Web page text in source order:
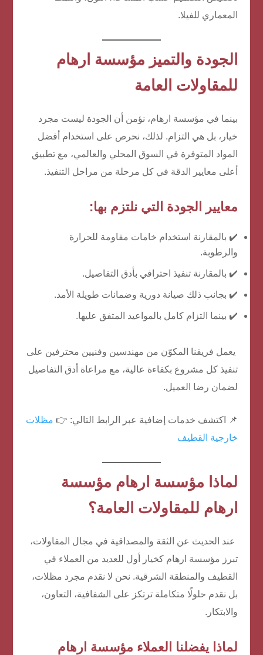
المعماري للفيلا.
الجودة والتميز مؤسسة ارهام
للمقاولات العامة
بينما في مؤسسة ارهام، نؤمن أن الجودة ليست مجرد
خيار، بل هي التزام. لذلك، نحرص على استخدام أفضل
المواد المتوفرة في السوق المحلي والعالمي، مع تطبيق
أعلى معايير الدقة في كل مرحلة من مراحل التنفيذ.
معايير الجودة التي نلتزم بها:
✔️ بالمقارنة استخدام خامات مقاومة للحرارة
والرطوبة.
✔️ بالمقارنة تنفيذ احترافي بأدق التفاصيل.
✔️ بجانب ذلك صيانة دورية وضمانات طويلة الأمد.
✔️ بينما التزام كامل بالمواعيد المتفق عليها.
يعمل فريقنا المكوّن من مهندسين وفنيين محترفين على
تنفيذ كل مشروع بكفاءة عالية، مع مراعاة أدق التفاصيل
لضمان رضا العميل.
📌 اكتشف خدمات إضافية عبر الرابط التالي: 👉 مظلات
خارجية القطيف
لماذا مؤسسة ارهام مؤسسة
ارهام للمقاولات العامة؟
عند الحديث عن الثقة والمصداقية في مجال المقاولات،
تبرز مؤسسة ارهام كخيار أول للعديد من العملاء في
القطيف والمنطقة الشرقية. نحن لا نقدم مجرد مظلات،
بل نقدم حلولًا متكاملة ترتكز على الشفافية، التعاون،
والابتكار.
لماذا يفضلنا العملاء مؤسسة ارهام